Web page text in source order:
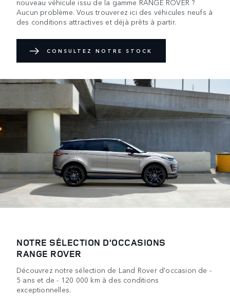
Aucun problème. Vous trouverez ici des véhicules neufs à
des conditions attractives et déjà prêts à partir.
CONSULTEZ NOTRE STOCK
NOTRE SÉLECTION D’OCCASIONS
RANGE ROVER
Découvrez notre sélection de Land Rover d'occasion de -
5 ans et de - 120 000 km à des conditions
exceptionnelles.